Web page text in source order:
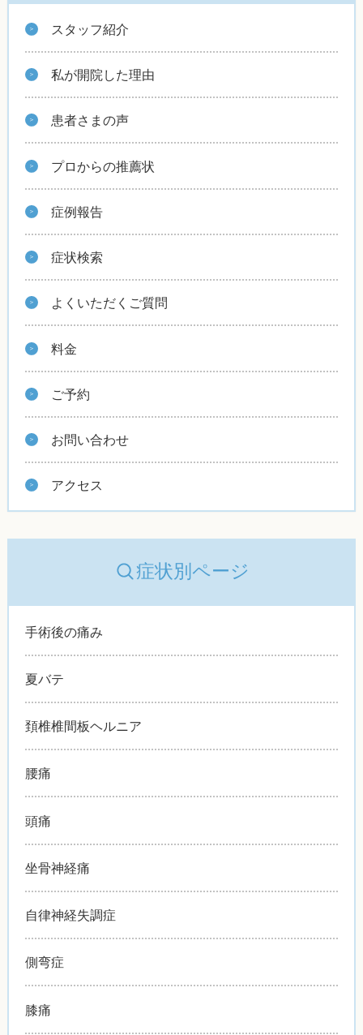
スタッフ紹介
私が開院した理由
患者さまの声
プロからの推薦状
症例報告
症状検索
よくいただくご質問
料金
ご予約
お問い合わせ
アクセス
症状別ページ
手術後の痛み
夏バテ
頚椎椎間板ヘルニア
腰痛
頭痛
坐骨神経痛
自律神経失調症
側弯症
膝痛